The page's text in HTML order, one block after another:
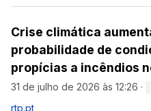
Crise climática
probabilidade de
propícias a incêndios
31 de julho de 2026 às 12:26 ·
rtp.pt